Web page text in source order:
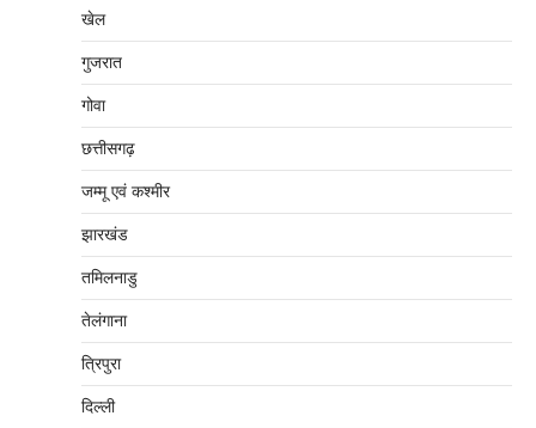
खेल
गुजरात
गोवा
छत्तीसगढ़
जम्‍मू एवं कश्‍मीर
झारखंड
तमिलनाडु
तेलंगाना
त्रिपुरा
दिल्‍ली